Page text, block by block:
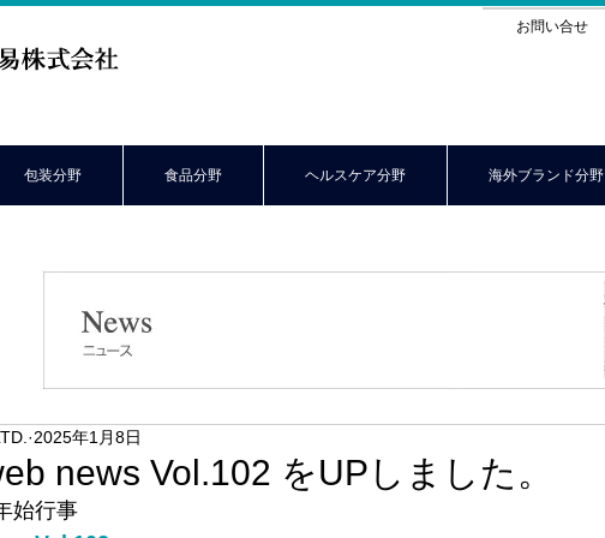
お問い合せ
包装分野 食品分野 ヘルスケア分野 海外ブランド分野
news Vol.102 をUPしました。
2025年1月8日
始行事